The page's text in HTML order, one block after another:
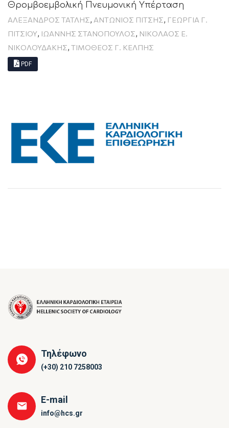
Θρoμβοεμβολική Πνευμονική Υπέρταση
ΑΛΕΞΑΝΔΡΟΣ ΤΑΤΛΗΣ, ΑΝΤΩΝΙΟΣ ΠΙΤΣΗΣ, ΓΕΩΡΓΙΑ Γ.
ΠΙΤΣΙΟΥ, ΙΩΑΝΝΗΣ ΣΤΑΝΟΠΟΥΛΟΣ, ΝΙΚΟΛΑΟΣ Ε.
ΝΙΚΟΛΟΥΔΑΚΗΣ, ΤΙΜΟΘΕΟΣ Γ. ΚΕΛΠΗΣ
PDF
Τηλέφωνο
(+30) 210 7258003
E-mail
info@hcs.gr